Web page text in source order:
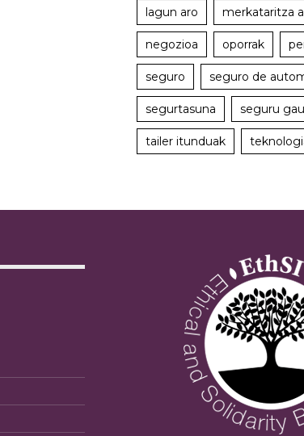
lagun aro merkataritza
negozioa oporrak
seguro seguro de
segurtasuna seguru
tailer itunduak